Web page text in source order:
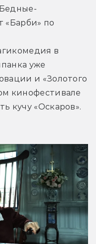
«Барби» по
в
уже
и «Золотого
кинофестивале
кучу «Оскаров».